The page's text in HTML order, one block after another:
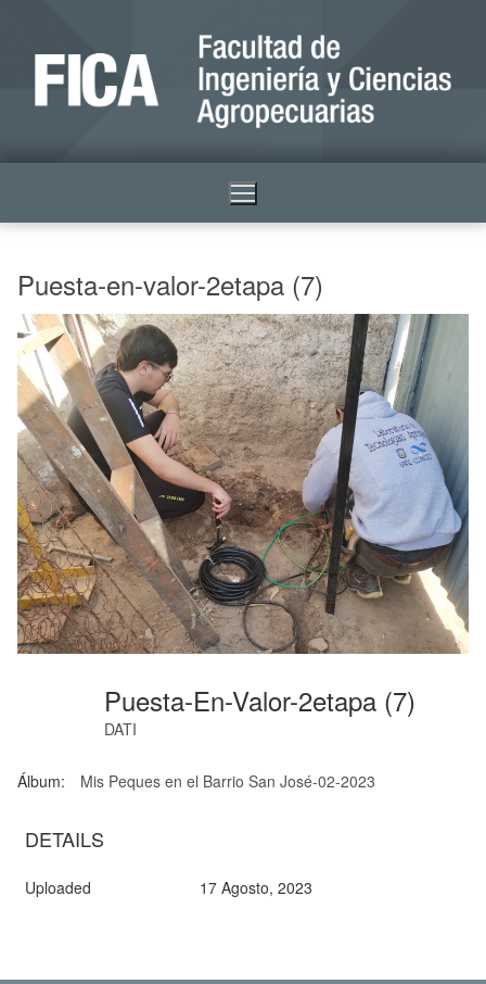
Puesta-en-valor-2etapa (7)
Puesta-En-Valor-2etapa (7)
DATI
Álbum: Mis Peques en el Barrio San José-02-2023
DETAILS
Uploaded 17 Agosto, 2023